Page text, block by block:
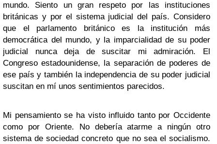
mundo. Siento un gran respeto por las instituciones
británicas y por el sistema judicial del país. Considero
que el parlamento británico es la institución más
democrática del mundo, y la imparcialidad de su poder
judicial nunca deja de suscitar mi admiración. El
Congreso estadounidense, la separación de poderes de
ese país y también la independencia de su poder judicial
suscitan en mí unos sentimientos parecidos.
Mi pensamiento se ha visto influido tanto por Occidente
como por Oriente. No debería atarme a ningún otro
sistema de sociedad concreto que no sea el socialismo.